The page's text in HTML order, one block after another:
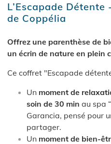
L’Escapade
de Coppélia
Offrez une parenthèse de
un écrin de nature en plein
Ce coffret "Escapade
Un moment de
soin de 30 min au spa
Garancia, pensé pour
partager.
Un moment de bien-